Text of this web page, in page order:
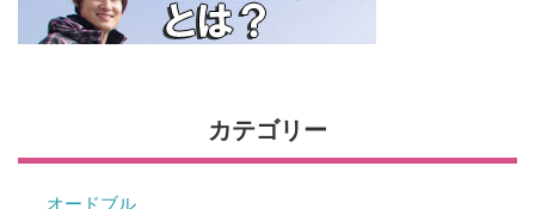
カテゴリー
オードブル